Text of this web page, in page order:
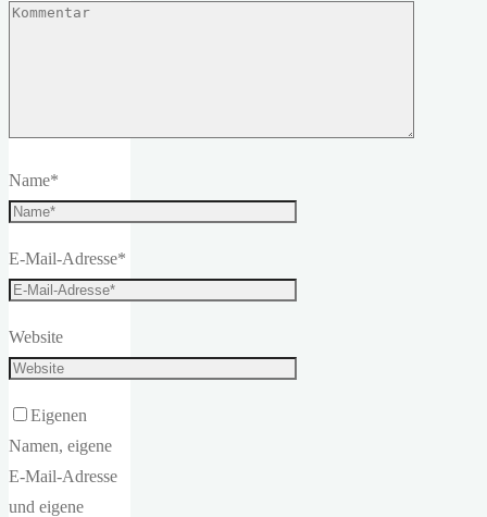
Name*
E-Mail-Adresse*
Website
Eigenen
Namen, eigene
E-Mail-Adresse
und eigene